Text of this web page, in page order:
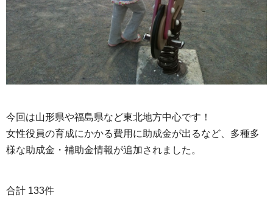
今回は山形県や福島県など東北地方中心です！
女性役員の育成にかかる費用に助成金が出るなど、多種多
様な助成金・補助金情報が追加されました。
合計 133件